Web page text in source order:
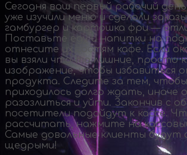
Сегодня ваш первый рабочий
уже изучили меню и сделали
гамбургер и картошка фри —
Поставьте еду и напитки на
отнесите их гостям кафе. Если
вы взяли что-толишние, просто
изображение, чтобы избавиться
продукта. Следите за тем,
приходилось долго ждать, иначе
разозлиться и уйти. Закончив с
посетители подойдут к кассе.
рассчитать, нажмите на
Самые довольные клиенты будут
щедрыми!